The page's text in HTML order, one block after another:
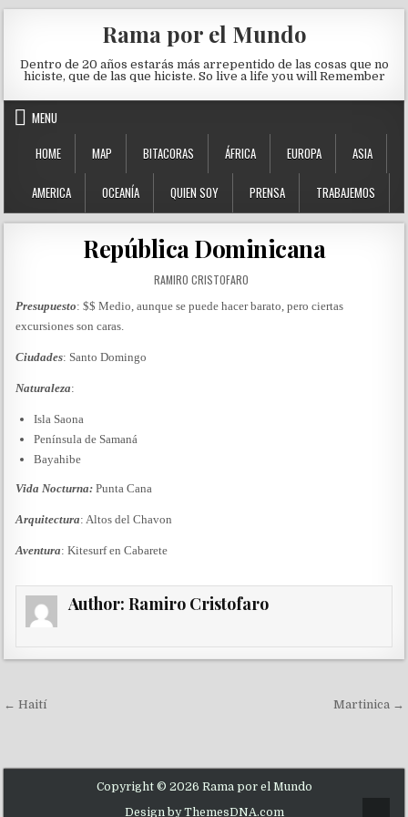
Rama por el Mundo
Dentro de 20 años estarás más arrepentido de las cosas que no
hiciste, que de las que hiciste. So live a life you will Remember
MENU
HOME
MAP BITACORAS ÁFRICA EUROPA ASIA
AMERICA OCEANÍA QUIEN SOY PRENSA TRABAJEMOS
República Dominicana
AUTHOR:
RAMIRO CRISTOFARO
Presupuesto: $$ Medio, aunque se puede hacer barato, pero ciertas
excursiones son caras.
Ciudades: Santo Domingo
Naturaleza:
Isla Saona
Península de Samaná
Bayahibe
Vida Nocturna: Punta Cana
Arquitectura: Altos del Chavon
Aventura: Kitesurf en Cabarete
Author:Ramiro Cristofaro
Navegación de entradas
← Haití Martinica →
Copyright © 2026 Rama por el Mundo
Design by ThemesDNA.com